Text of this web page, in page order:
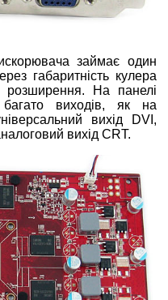
займає один
габаритність кулера
розширення. На панелі
виходів, як на
вихід DVI,
вихід CRT.